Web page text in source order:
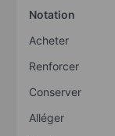
Notation
Acheter
Renforcer
Conserver
Alléger